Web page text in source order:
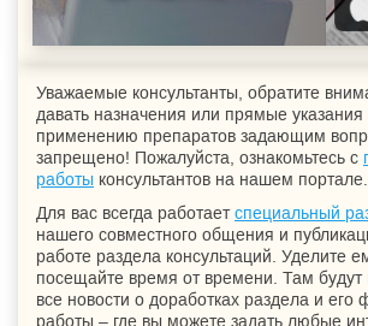
Уважаемые консультанты, обратите
давать назначения или прямые указания
применению препаратов задающим
запрещено! Пожалуйста, ознакомьтесь с
работы консультантов на нашем портале.
Для вас всегда работаетспециальный
нашего совместного общения и
работе раздела консультаций. Уделите
посещайте время от времени. Там будут
все новости о доработках раздела и его
работы – где вы можете задать любые